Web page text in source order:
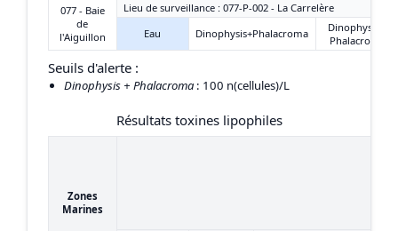
077 - Baie
de
l'Aiguillon
Lieu de surveillance : 077-P-002 - La Carrelère
Eau
Dinophysis+Phalacroma
Dinophysis +
Phalacroma
Seuils d'alerte :
Dinophysis + Phalacroma : 100 n(cellules)/L
Résultats toxines lipophiles
Zones
Marines